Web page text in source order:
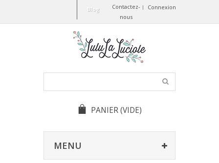
Connexion
Contactez-
nous
Blog
PANIER(VIDE)
MENU